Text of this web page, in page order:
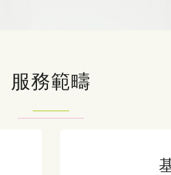
服務範疇